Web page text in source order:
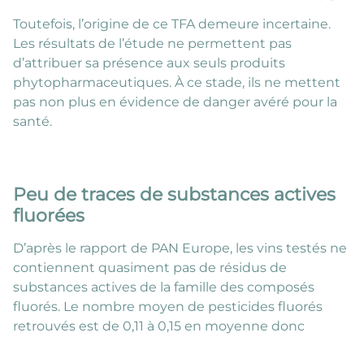
Toutefois, l’origine de ce TFA demeure incertaine.
Les résultats de l’étude ne permettent pas
d’attribuer sa présence aux seuls produits
phytopharmaceutiques. À ce stade, ils ne mettent
pas non plus en évidence de danger avéré pour la
santé.
Peu de traces de substances actives
fluorées
D’après le rapport de PAN Europe, les vins testés ne
contiennent quasiment pas de résidus de
substances actives de la famille des composés
fluorés. Le nombre moyen de pesticides fluorés
retrouvés est de 0,11 à 0,15 en moyenne donc